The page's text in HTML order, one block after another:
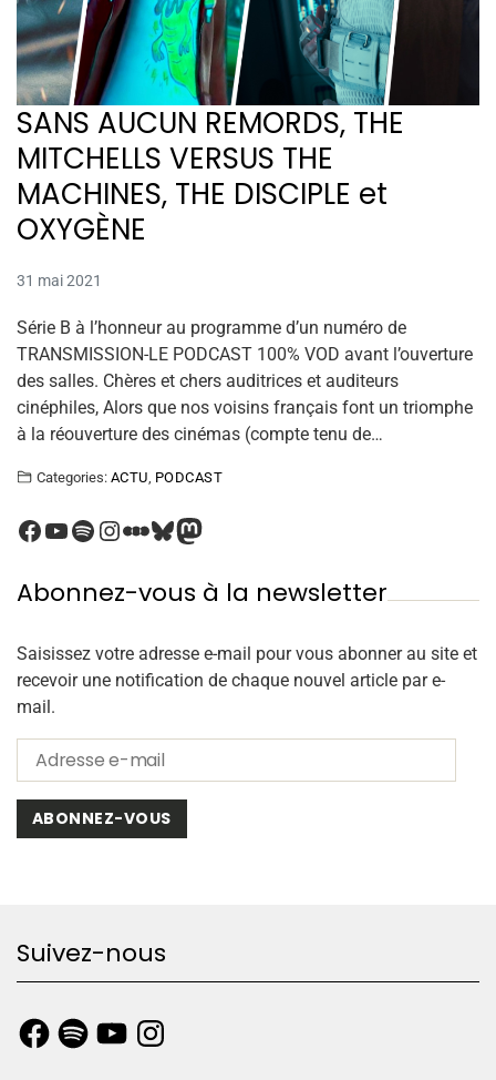
SANS AUCUN REMORDS, THE
MITCHELLS VERSUS THE
MACHINES, THE DISCIPLE et
OXYGÈNE
31 mai 2021
Série B à l’honneur au programme d’un numéro de
TRANSMISSION-LE PODCAST 100% VOD avant l’ouverture
des salles. Chères et chers auditrices et auditeurs
cinéphiles, Alors que nos voisins français font un triomphe
à la réouverture des cinémas (compte tenu de…
Categories: ACTU PODCAST
Abonnez-vous à la newsletter
Saisissez votre adresse e-mail pour vous abonner au site et
recevoir une notification de chaque nouvel article par e-
mail.
ABONNEZ-VOUS
Suivez-nous